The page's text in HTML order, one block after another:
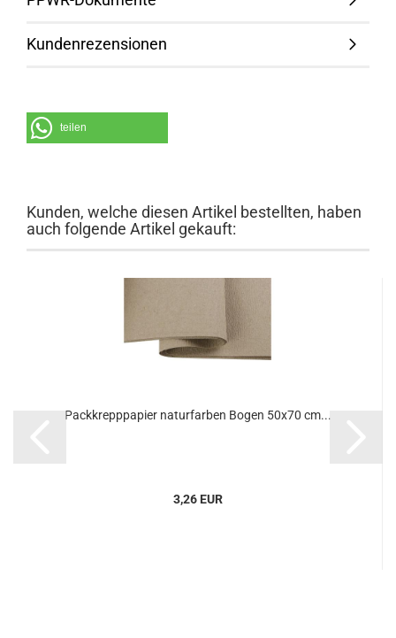
Kundenrezensionen
teilen
Kunden, welche diesen Artikel bestellten, haben
auch folgende Artikel gekauft:
Pack­krepp­pa­pier na­tur­far­ben Bogen 50x70 cm...
3,26 EUR